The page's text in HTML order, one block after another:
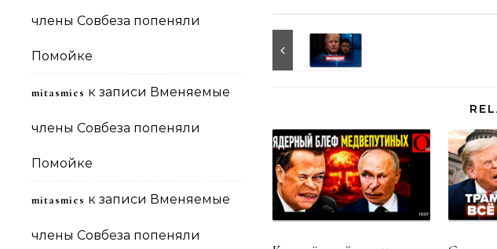
члены Совбеза попеняли
Помойке
mitasmies к записи Вменяемые
члены Совбеза попеняли
Помойке
mitasmies к записи Вменяемые
члены Совбеза попеняли